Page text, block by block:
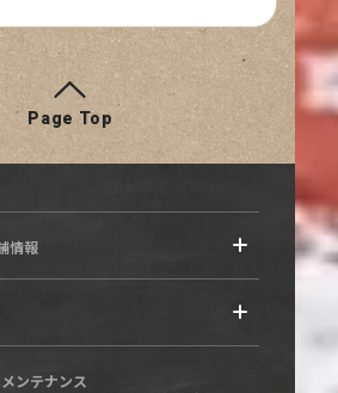
Page Top
情報
メンテナンス